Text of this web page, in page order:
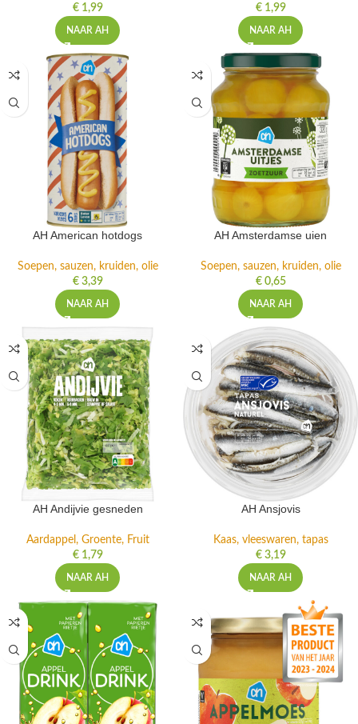
€1,99
NAAR AH
€1,99
NAAR AH
AH American hotdogs
Soepen, sauzen, kruiden, olie
€3,39
NAAR AH
AH Amsterdamse uien
Soepen, sauzen, kruiden, olie
€0,65
NAAR AH
AH Andijvie gesneden
Aardappel, Groente, Fruit
€1,79
NAAR AH
AH Ansjovis
Kaas, vleeswaren, tapas
€3,19
NAAR AH